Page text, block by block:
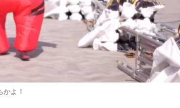
よ！